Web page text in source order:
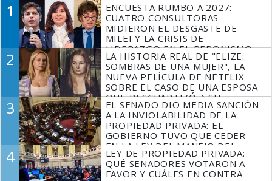
1
ENCUESTA RUMBO A 2027:
CUATRO CONSULTORAS
MIDIERON EL DESGASTE DE
MILEI Y LA CRISIS DE
LIDERAZGO EN EL PERONISMO
2
LA HISTORIA REAL DE "ELIZE:
SOMBRAS DE UNA MUJER", LA
NUEVA PELÍCULA DE NETFLIX
SOBRE EL CASO DE UNA ESPOSA
QUE DESCUARTIZÓ A SU
MARIDO
3
EL SENADO DIO MEDIA SANCIÓN
A LA INVIOLABILIDAD DE LA
PROPIEDAD PRIVADA: EL
GOBIERNO TUVO QUE CEDER
EN LA LEY DEL MANEJO DEL
FUEGO
4
LEY DE PROPIEDAD PRIVADA:
QUÉ SENADORES VOTARON A
FAVOR Y CUÁLES EN CONTRA